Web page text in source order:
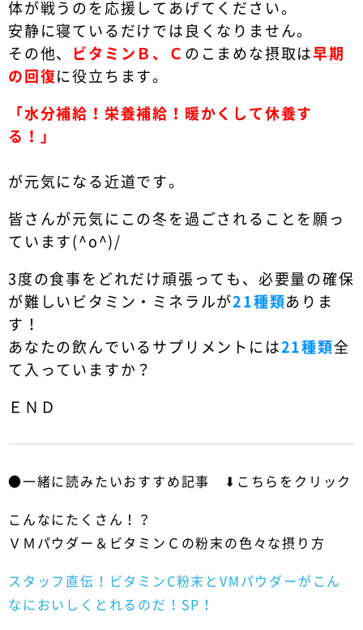
体が戦うのを応援してあげてください。
安静に寝ているだけでは良くなりません。
その他、
ビタミンＢ、Ｃ のこまめな摂取は早期
の回復 に役立ちます。
「水分補給！栄養補給！暖かくして休養す
る！」
が元気になる近道です。
皆さんが元気にこの冬を過ごされることを願っ
ています(^o^)/
3度の食事をどれだけ頑張っても、必要量の確保
が難しいビタミン・ミネラルが21種類ありま
す！
あなたの飲んでいるサプリメントには 21種類全
て入っていますか？
ＥＮＤ
●一緒に読みたいおすすめ記事 ⬇︎こちらをクリック
こんなにたくさん！？
ＶＭパウダー＆ビタミンＣの粉末の色々な摂り方
スタッフ直伝！ビタミンC粉末とVMパウダーがこん
なにおいしくとれるのだ！SP！